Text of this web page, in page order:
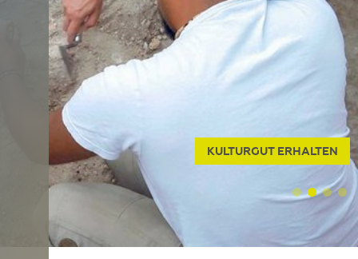
KULTURGUT ERHALTEN